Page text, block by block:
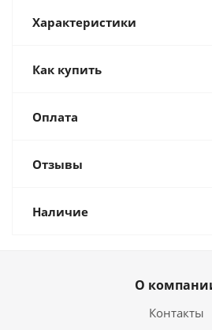
Характеристики
Как купить
Оплата
Отзывы
Наличие
О
Контакты